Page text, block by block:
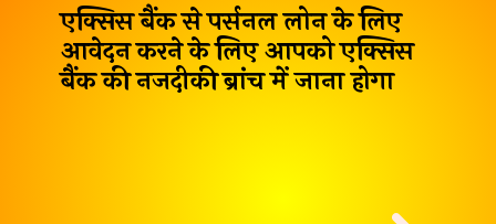
एक्सिस बैंक से पर्सनल लोन के लिए
आवेदन करने के लिए आपकोएक्सिस
बैंक की नजदीकी ब्रांचमें जाना होगा